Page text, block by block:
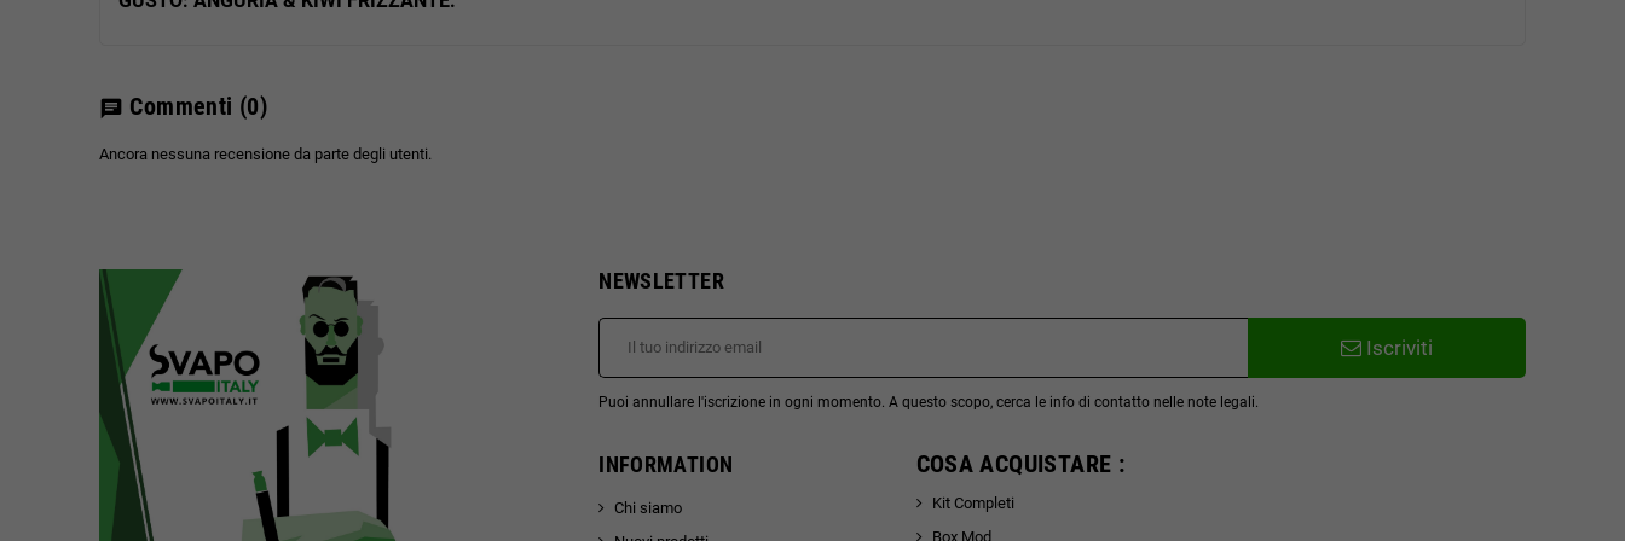
chat Commenti (0)
Ancora nessuna recensione da parte degli utenti.
NEWSLETTER
Iscriviti
Puoi annullare l'iscrizione in ogni momento. A questo scopo, cerca le info di contatto nelle note legali.
INFORMATION
Chi siamo
COSA ACQUISTARE :
Kit Completi
Box Mod